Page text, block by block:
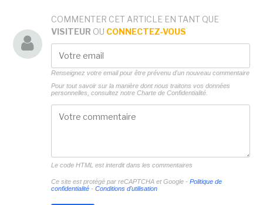
COMMENTER CET ARTICLE EN TANT QUE
VISITEUR OU CONNECTEZ-VOUS
Renseignez votre email pour être prévenu d'un nouveau commentaire
Pour tout savoir sur la manière dont nous traitons vos données
personnelles, consultez notre Charte de Confidentialité.
Le code HTML est interdit dans les commentaires
Ce site est protégé par reCAPTCHA et Google - Politique de
confidentialité- Conditions d'utilisation